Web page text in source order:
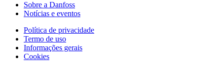
Sobre a Danfoss
Notícias e eventos
Política de privacidade
Termo de uso
Informações gerais
Cookies